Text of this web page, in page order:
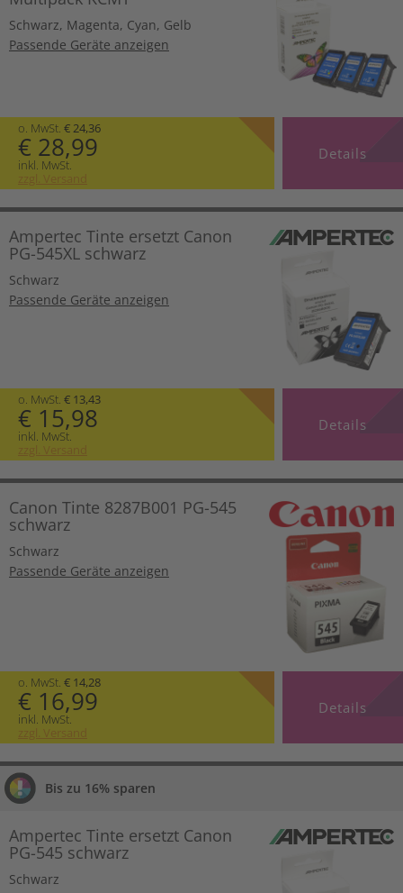
Schwarz, Magenta, Cyan, Gelb
Passende Geräte anzeigen
o. MwSt. € 24,36
€ 28,99
inkl. MwSt.
zzgl. Versand
Details
Ampertec Tinte ersetzt Canon
PG-545XL schwarz
Schwarz
Passende Geräte anzeigen
o. MwSt. € 13,43
€ 15,98
inkl. MwSt.
zzgl. Versand
Details
Canon Tinte 8287B001 PG-545
schwarz
Schwarz
Passende Geräte anzeigen
o. MwSt. € 14,28
€ 16,99
inkl. MwSt.
zzgl. Versand
Details
Bis zu 16% sparen
Ampertec Tinte ersetzt Canon
PG-545 schwarz
Schwarz